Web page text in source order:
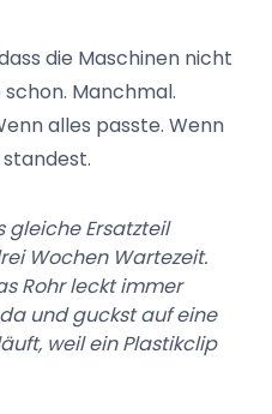
die Maschinen nicht
Manchmal.
alles passte. Wenn
gleiche Ersatzteil
Wochen Wartezeit.
Rohr leckt immer
und guckst auf eine
weil ein Plastikclip